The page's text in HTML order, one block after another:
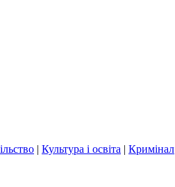
| Культура і освіта | Кримінал